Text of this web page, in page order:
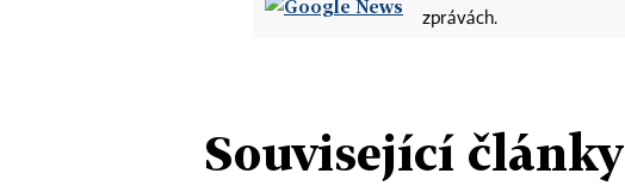
zprávách.
Související články